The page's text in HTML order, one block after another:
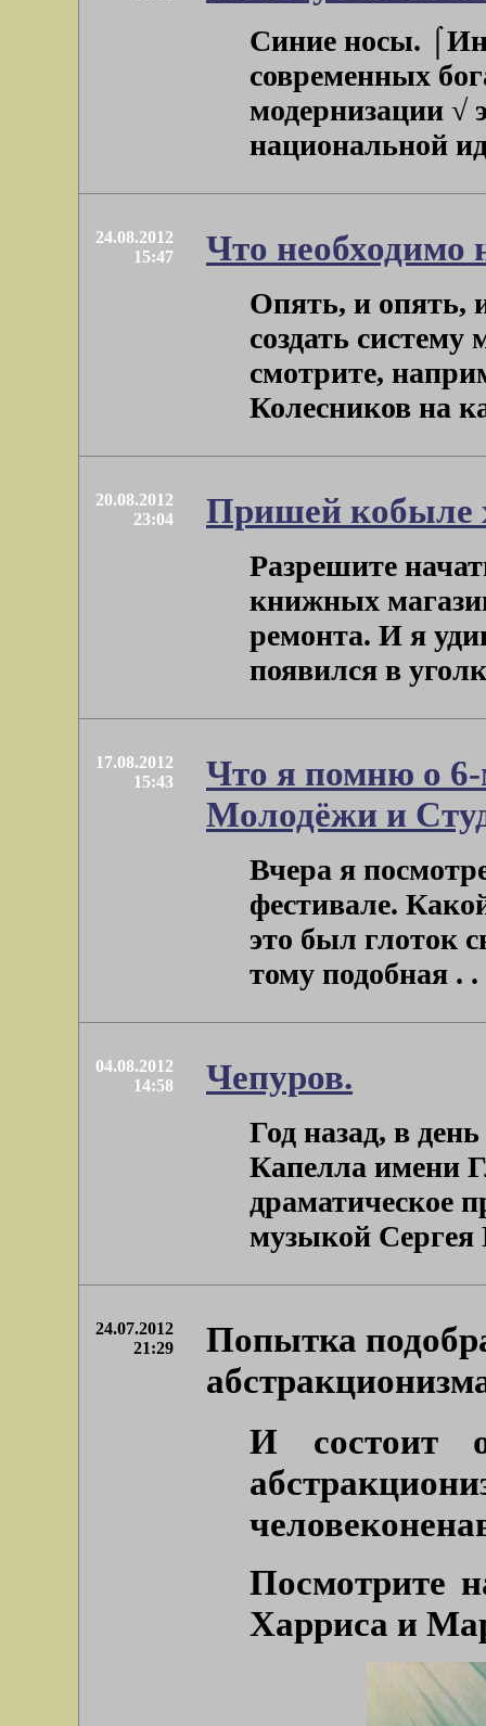
Синие носы.
современных
модернизации √
национальной
24.08.2012
15:47
Что необходимо
Опять, и опять,
создать систему
смотрите,
Колесников на
20.08.2012
23:04
Пришей кобыле
Разрешите
книжных
ремонта. И я
появился в
17.08.2012
15:43
Что я помню о
Молодёжи и
Вчера я
фестивале.
это был глоток
тому подобная . .
04.08.2012
14:58
Чепуров.
Год назад, в
Капелла имени
драматическое
музыкой Сергея
24.07.2012
21:29
Попытка
И состоит
Посмотрите
Харриса и